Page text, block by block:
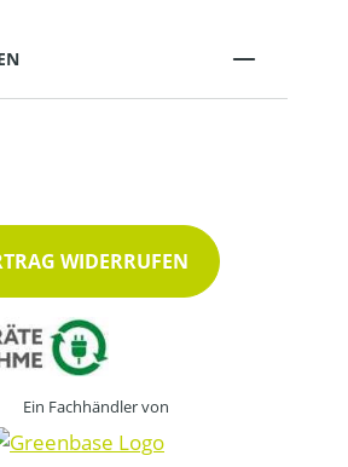
WIDERRUFEN
Ein Fachhändler von